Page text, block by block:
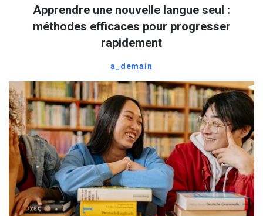
Dernière
Articles
Apprendre une nouvelle langue seul :
méthodes efficaces pour progresser
rapidement
a_demain